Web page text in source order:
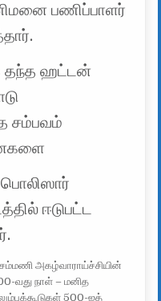
பணிப்பாளர்
தந்த ஹட்டன்
சம்பவம்
ஈடுபட்ட
அகழ்வாராய்ச்சியின்
வது நாள் – மனித
500-ஐத்